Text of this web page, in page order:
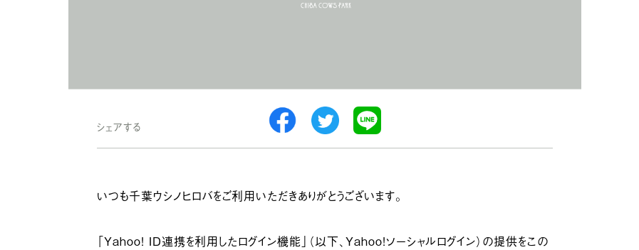
シェアする
いつも千葉ウシノヒロバをご利用いただきありがとうございます。
「Yahoo! ID連携を利用したログイン機能」（以下、Yahoo!ソーシャルログイン）の提供をこの